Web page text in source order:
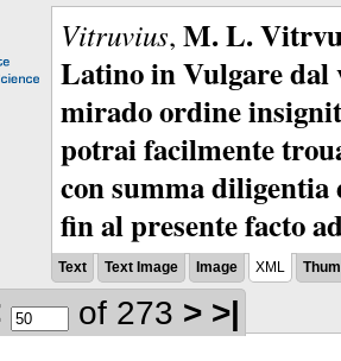
Vitruvius, M. L.
Latino in Vulgare dal
mirado ordine
potrai facilmente
con summa
fin al presente facto
Text Text Image Image XML
of 273 > >|